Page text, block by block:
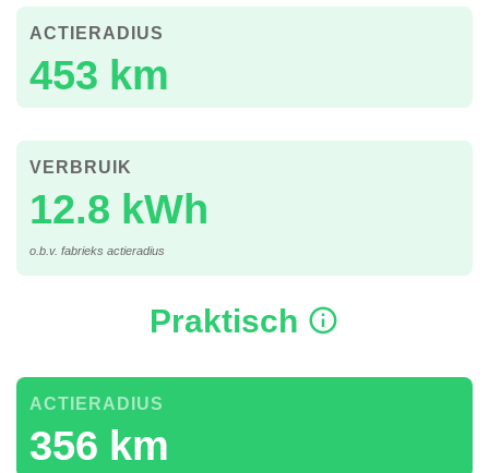
453 km
ACTIERADIUS
12.8 kWh
VERBRUIK
o.b.v. fabrieks actieradius
Praktisch
356 km
ACTIERADIUS